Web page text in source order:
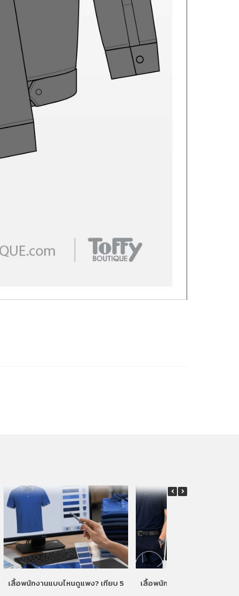
เสื้อพนักงานแบบไหนดูแพง? เทียบ 5
เสื้อพนักงานแบบไหนดูแพง? เ